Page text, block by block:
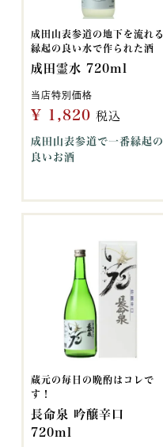
成田山表参道の地下を流れる
縁起の良い水で作られた酒
成田霊水 720ml
当店特別価格
¥ 1,820 税込
成田山表参道で一番縁起の
良いお酒
蔵元の毎日の晩酌はコレで
す！
長命泉 吟醸辛口
720ml